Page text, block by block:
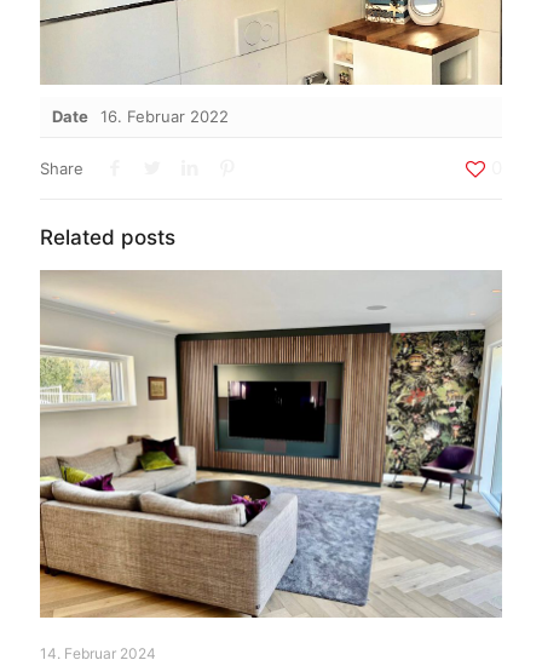
Date 16. Februar 2022
Share
Related posts
14. Februar 2024